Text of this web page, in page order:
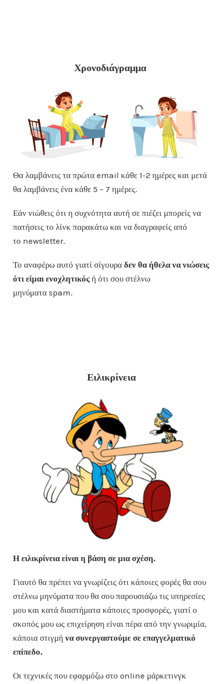
Χρονοδιάγραμμα
Θα λαμβάνεις τα πρώτα email κάθε 1-2 ημέρες και μετά
θα λαμβάνεις ένα κάθε 5 – 7 ημέρες.
Εάν νιώθεις ότι η συχνότητα αυτή σε πιέζει μπορείς να
πατήσεις το λίνκ παρακάτω και να διαγραφείς από
το newsletter.
Το αναφέρω αυτό γιατί σίγουρα δεν θα ήθελα να νιώσεις
ότι είμαι ενοχλητικόςή ότι σου στέλνω
μηνύματα spam.
Ειλικρίνεια
Η ειλικρίνεια είναι η βάση σε μια σχέση.
Γιαυτό θα πρέπει να γνωρίζεις ότι κάποιες φορές θα σου
στέλνω μηνύματα που θα σου παρουσιάζω τις υπηρεσίες
μου και κατά διαστήματα κάποιες προσφορές, γιατί ο
σκοπός μου ως επιχείρηση είναι πέρα από την γνωριμία,
κάποια στιγμή να συνεργαστούμε σε επαγγελματικό
επίπεδο.
Οι τεχνικές που εφαρμόζω στο online μάρκετινγκ